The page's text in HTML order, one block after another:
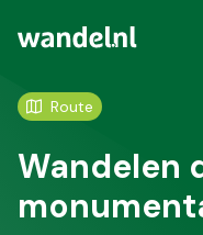
Route
Wandelen